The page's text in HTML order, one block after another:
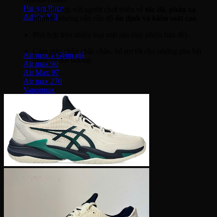
Human Race
Adidas Y-3
Air max 1
Air max 90
Air Max 97
Air max 270
Vapormax
Giày thời trang
Nike Dunk
SB Dunk
Nike Blazer
Nike Cortez
Rất phù hợp với người chơi thiên về
nhanh, nhưng vẫn cần độ
Cảm giác chân chắc chắn, hỗ trợ tốt cho những pha bật
nhảy và đổi hướng.